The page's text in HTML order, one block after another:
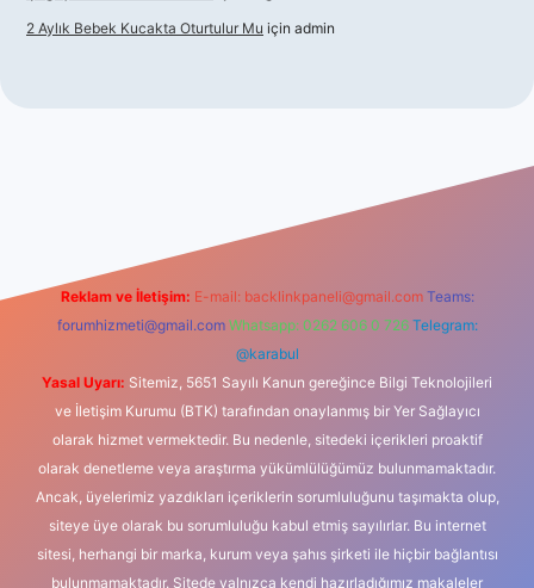
2 Aylık Bebek Kucakta Oturtulur Mu için admin
Reklam ve İletişim: E-mail: backlinkpaneli@gmail.com Teams:
forumhizmeti@gmail.com Whatsapp: 0262 606 0 726 Telegram:
@karabul
Yasal Uyarı: Sitemiz, 5651 Sayılı Kanun gereğince Bilgi Teknolojileri
ve İletişim Kurumu (BTK) tarafından onaylanmış bir Yer Sağlayıcı
olarak hizmet vermektedir. Bu nedenle, sitedeki içerikleri proaktif
olarak denetleme veya araştırma yükümlülüğümüz bulunmamaktadır.
Ancak, üyelerimiz yazdıkları içeriklerin sorumluluğunu taşımakta olup,
siteye üye olarak bu sorumluluğu kabul etmiş sayılırlar. Bu internet
sitesi, herhangi bir marka, kurum veya şahıs şirketi ile hiçbir bağlantısı
bulunmamaktadır. Sitede yalnızca kendi hazırladığımız makaleler